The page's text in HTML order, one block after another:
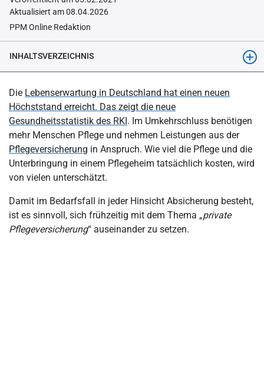
Aktualisiert am 08.04.2026
PPM Online Redaktion
INHALTSVERZEICHNIS
Wie funktioniert die private Pflegepflichtversicherung?
Die Grundlagen der Beitragsbemessung
Wie hoch ist der Beitrag für Versicherungsnehmer?
Zuschüsse zu den monatlichen Beiträgen der
Pflegeversicherung
Wann erbringt die private Pflegeversicherung Leistungen?
Ist der Wechsel von der privaten in die gesetzliche
Pflegeversicherung möglich?
Die Lebenserwartung in Deutschland hat einen neuen
Höchststand erreicht. Das zeigt die neue
Gesundheitsstatistik des RKI. Im Umkehrschluss benötigen
mehr Menschen Pflege und nehmen Leistungen aus der
Pflegeversicherung in Anspruch. Wie viel die Pflege und die
Unterbringung in einem Pflegeheim tatsächlich kosten, wird
von vielen unterschätzt.
Damit im Bedarfsfall in jeder Hinsicht Absicherung besteht,
ist es sinnvoll, sich frühzeitig mit dem Thema „private
Pflegeversicherung“ auseinander zu setzen.